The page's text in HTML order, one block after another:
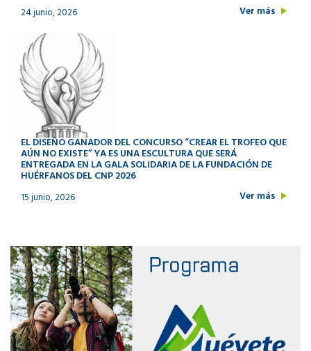
24 junio, 2026 Ver más
EL DISEÑO GANADOR DEL CONCURSO “CREAR EL TROFEO QUE
AÚN NO EXISTE” YA ES UNA ESCULTURA QUE SERÁ
ENTREGADA EN LA GALA SOLIDARIA DE LA FUNDACIÓN DE
HUÉRFANOS DEL CNP 2026
15 junio, 2026 Ver más